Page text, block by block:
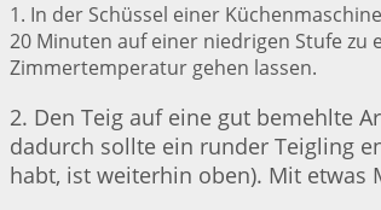
1. In der Schüssel einer
20 Minuten auf einer niedrigen Stufe zu
Zimmertemperatur gehen lassen.
2. Den Teig auf eine gut bemehlte
dadurch sollte ein runder Teigling
habt, ist weiterhin oben). Mit etwas